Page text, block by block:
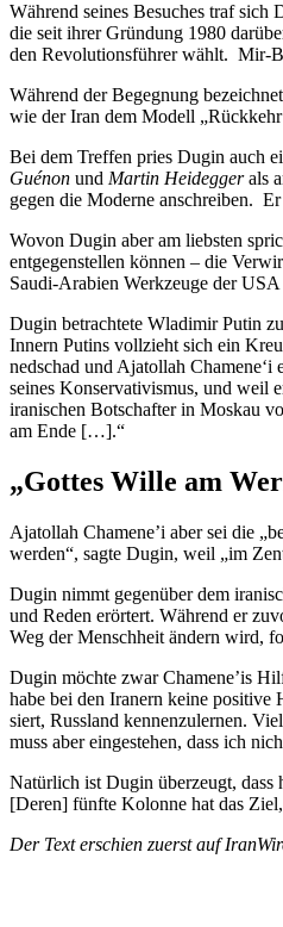
Während seines Besuches traf sich
die seit ihrer Gründung 1980
den Revolu­ti­ons­führer wählt. Mir-
Während der Begegnung
wie der Iran dem Modell
Bei dem Treffen pries Dugin auch
Guénon und Martin Heideggerals
gegen die Moderne anschreiben.
Wovon Dugin aber am liebsten
entge­gen­stellen können – die
Saudi-Arabien Werkzeuge der
Dugin betrachtete Wladimir Putin
Innern Putins vollzieht sich ein
ned­schad und Ajatollah
seines Konser­va­ti­vismus, und weil
irani­schen Botschafter in Moskau
am Ende […].“
„Gottes Wille am
Ajatollah Chamene’i aber sei die
werden“, sagte Dugin, weil „im
Dugin nimmt gegenüber dem
und Reden erörtert. Während er
Weg der Menschheit ändern wird,
Dugin möchte zwar Chamene’is
habe bei den Iranern keine positive
siert, Russland kennen­zu­lernen.
muss aber einge­stehen, dass ich
Natürlich ist Dugin überzeugt, dass
[Deren] fünfte Kolonne hat das
Der Text erschien zuerst auf